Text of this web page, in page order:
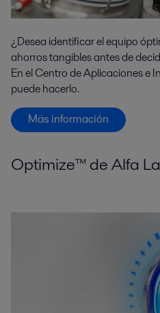
¿Desea identificar el equipo
ahorros tangibles antes de
En el Centro de Aplicaciones e
puede hacerlo.
Mäs información
Optimize™ de Alfa